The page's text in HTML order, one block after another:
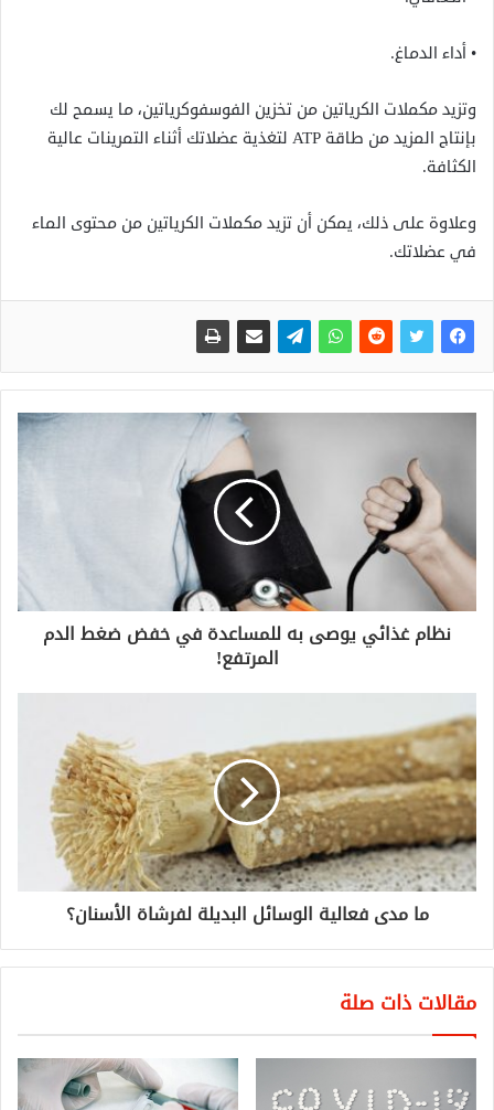
• أداء الدماغ.
وتزيد مكملات الكرياتين من تخزين الفوسفوكرياتين، ما يسمح لك
بإنتاج المزيد من طاقة ATP لتغذية عضلاتك أثناء التمرينات عالية
الكثافة.
وعلاوة على ذلك، يمكن أن تزيد مكملات الكرياتين من محتوى الماء
في عضلاتك.
نظام غذائي يوصى به للمساعدة في خفض ضغط الدم
المرتفع!
ما مدى فعالية الوسائل البديلة لفرشاة الأسنان؟
مقالات ذات صلة